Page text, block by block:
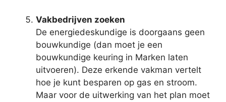
Vakbedrijven zoeken
De energiedeskundige is doorgaans geen
bouwkundige (dan moet je een
bouwkundige keuring in Marken laten
uitvoeren). Deze erkende vakman vertelt
hoe je kunt besparen op gas en stroom.
Maar voor de uitwerking van het plan moet